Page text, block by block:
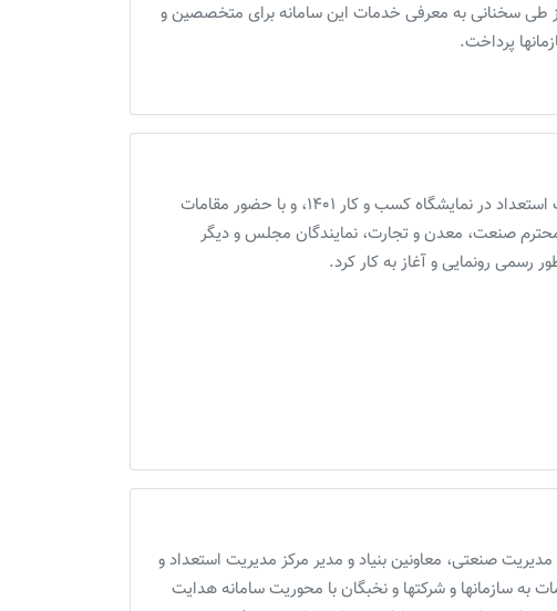
طی سخنانی به معرفی خدمات این سامانه برای متخصصین و
پرداخت.
همزمان با حضور سازمان مدیریت صنعتی و مرکز مدیریت استعداد در نمایشگاه کسب و کار 1401، و با حضور مقامات
صنعت، معدن و تجارت، نمایندگان مجلس و دیگر
رونمایی و آغاز به کار کرد.
صنعتی، معاونین بنیاد و مدیر مرکز مدیریت استعداد و
به سازمانها و شرکتها و نخبگان با محوریت سامانه هدایت